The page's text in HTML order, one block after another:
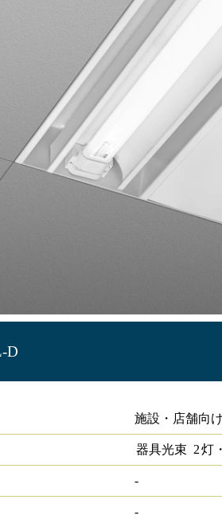
D
施設・店舗向
器具光束 2灯
-
-